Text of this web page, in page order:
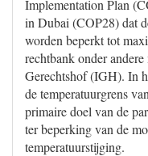
Implementation Plan
in Dubai (COP28) dat
worden beperkt tot
rechtbank onder
Gerechtshof (IGH). In
de temperatuurgrens
primaire doel van de
ter beperking van de
temperatuurstijging.